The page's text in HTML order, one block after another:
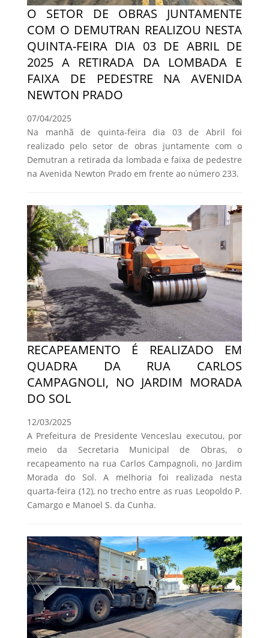
O SETOR DE OBRAS JUNTAMENTE
COM O DEMUTRAN REALIZOU NESTA
QUINTA-FEIRA DIA 03 DE ABRIL DE
2025 A RETIRADA DA LOMBADA E
FAIXA DE PEDESTRE NA AVENIDA
NEWTON PRADO
07/04/2025
Na manhã de quinta-feira dia 03 de Abril foi
realizado pelo setor de obras juntamente com o
Demutran a retirada da lombada e faixa de pedestre
na Avenida Newton Prado em frente ao número 233.
RECAPEAMENTO É REALIZADO EM
QUADRA DA RUA CARLOS
CAMPAGNOLI, NO JARDIM MORADA
DO SOL
12/03/2025
A Prefeitura de Presidente Venceslau executou, por
meio da Secretaria Municipal de Obras, o
recapeamento na rua Carlos Campagnoli, no Jardim
Morada do Sol. A melhoria foi realizada nesta
quarta-feira (12), no trecho entre as ruas Leopoldo P.
Camargo e Manoel S. da Cunha.